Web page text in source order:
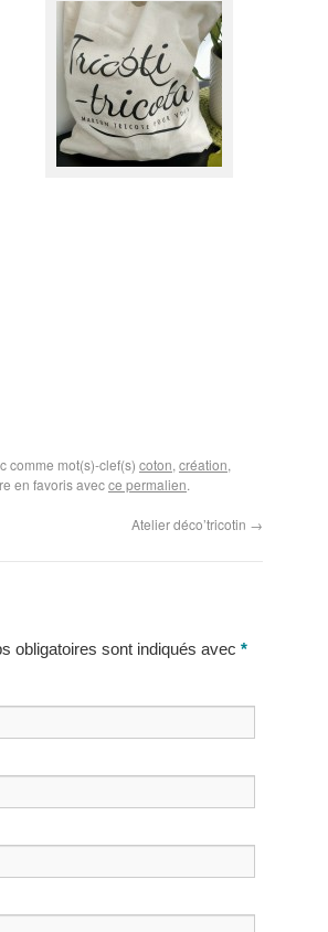
comme mot(s)-clef(s) coton, création,
en favoris avecce permalien.
Atelier déco’tricotin →
obligatoires sont indiqués avec *